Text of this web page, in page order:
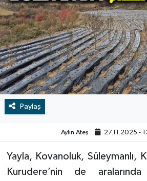
Paylaş
Aylin Ateş 27.11.2025 -
Yayla, Kovanoluk, Süleymanlı,
Kurudere’nin de
Tarih
Çevre
Dünya
İletişim
SPOR
Vefat